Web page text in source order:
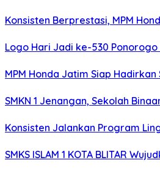
Konsisten Berprestasi, MPM
Logo Hari Jadi ke-530
MPM Honda Jatim Siap
SMKN 1 Jenangan, Sekolah
Konsisten Jalankan Program
SMKS ISLAM 1 KOTA BLITAR